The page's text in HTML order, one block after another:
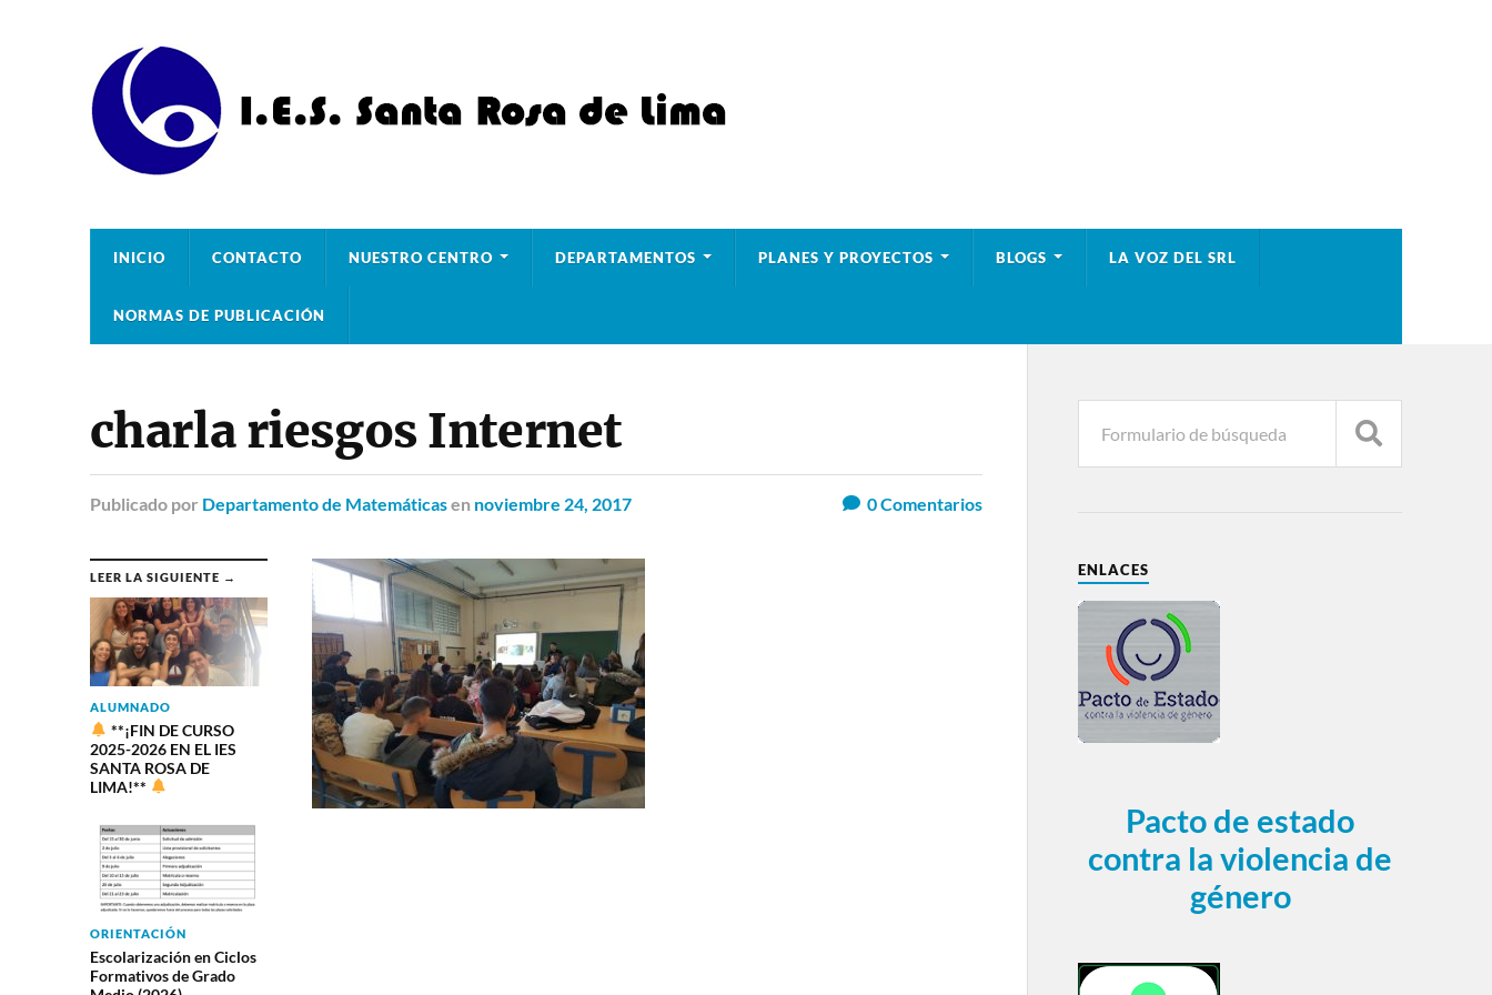
INICIO CONTACTO NUESTRO CENTRO DEPARTAMENTOS PLANES Y PROYECTOS BLOGS LA VOZ DEL SRL
NORMAS DE PUBLICACIÓN
charla riesgos Internet
Publicado por Departamento de Matemáticasen noviembre 24, 2017 0Comentarios
LEER LA SIGUIENTE →
ALUMNADO
**¡FIN DE CURSO
2025-2026 EN EL IES
SANTA ROSA DE
LIMA!**
ORIENTACIÓN
Escolarización en Ciclos
Formativos de Grado
ENLACES
Pacto de estado
contra la violencia de
género